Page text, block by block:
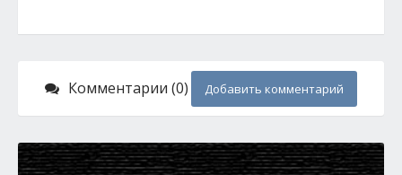
Комментарии (0) Добавить комментарий